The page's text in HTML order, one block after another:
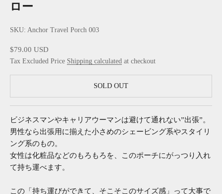
ロー
SKU: Anchor Travel Porch 003
Sale price
$79.00 USD
Tax Excluded Price Shipping calculated at checkout
SOLD OUT
ビジネスマンやキャリアウーマンは避けて通れない”出張”。
男性なら出張用に揃えた小さめのシェービング系やスタイリ
ング系のもの。
女性は化粧品などのもろもろを、このポーチにがっつり入れ
て持ち運べます。
この「持ち運びができて、そこそこのサイズ感」って大事で